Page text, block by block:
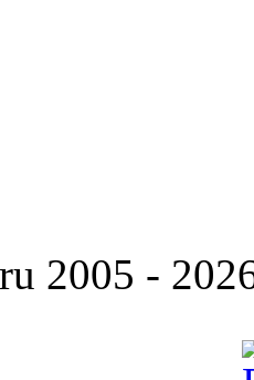
2005 -